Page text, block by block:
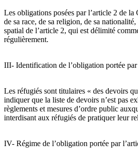
Les obligations posées par l’article 2 de
de sa race, de sa religion, de sa
spatial de l’article 2, qui est délimité
régulièrement.
III- Identification de l’obligation portée par
Les réfugiés sont titulaires « des devoirs
indiquer que la liste de devoirs n’est pas
règlements et mesures d’ordre public
interdisant aux réfugiés de pratiquer leur
IV- Régime de l’obligation portée par